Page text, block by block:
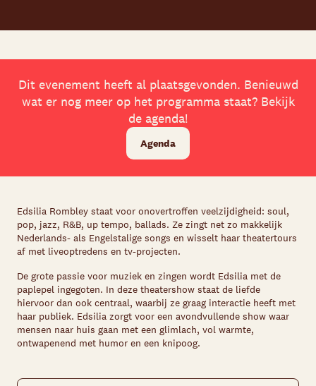
Dit evenement heeft al plaatsgevonden. Benieuwd
wat er nog meer op het programma staat? Bekijk
de agenda!
Agenda
Edsilia Rombley staat voor onovertroffen veelzijdigheid: soul,
pop, jazz, R&B, up tempo, ballads. Ze zingt net zo makkelijk
Nederlands- als Engelstalige songs en wisselt haar theatertours
af met liveoptredens en tv-projecten.
De grote passie voor muziek en zingen wordt Edsilia met de
paplepel ingegoten. In deze theatershow staat de liefde
hiervoor dan ook centraal, waarbij ze graag interactie heeft met
haar publiek. Edsilia zorgt voor een avondvullende show waar
mensen naar huis gaan met een glimlach, vol warmte,
ontwapenend met humor en een knipoog.